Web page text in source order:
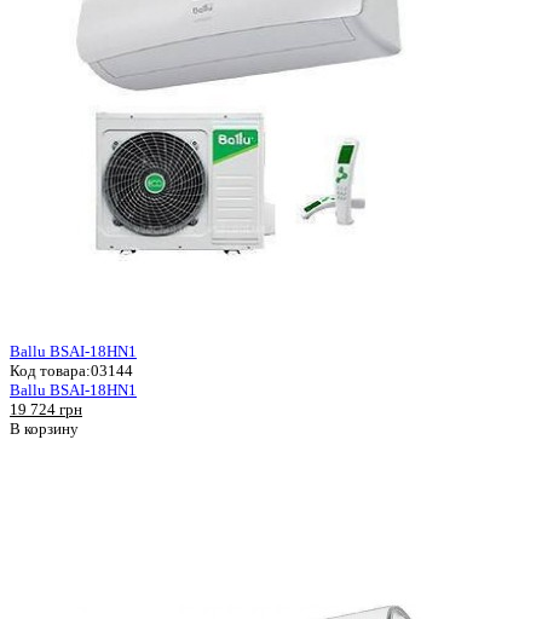
Ballu BSAI-18HN1
Код товара:03144
Ballu BSAI-18HN1
19 724 грн
В корзину